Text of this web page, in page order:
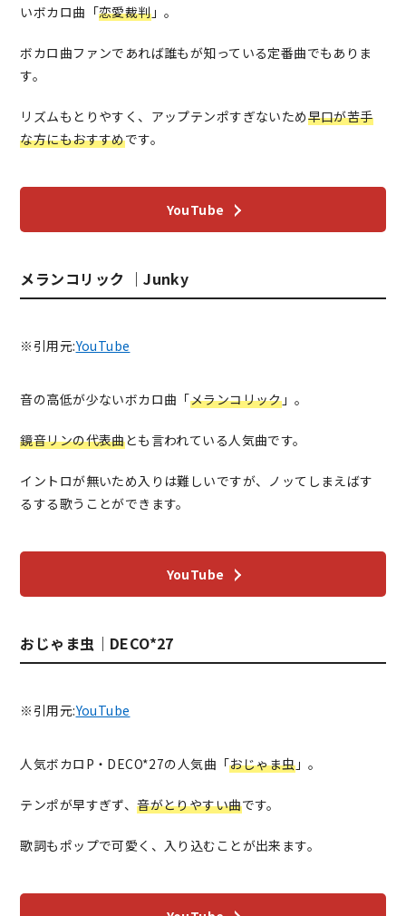
いボカロ曲「恋愛裁判」。
ボカロ曲ファンであれば誰もが知っている定番曲でもありま
す。
リズムもとりやすく、アップテンポすぎないため早口が苦手
な方にもおすすめです。
YouTube
メランコリック ｜Junky
※引用元:YouTube
音の高低が少ないボカロ曲「メランコリック」。
鏡音リンの代表曲とも言われている人気曲です。
イントロが無いため入りは難しいですが、ノッてしまえばす
るする歌うことができます。
YouTube
おじゃま虫｜DECO*27
※引用元:YouTube
人気ボカロP・DECO*27の人気曲「おじゃま虫」。
テンポが早すぎず、音がとりやすい曲です。
歌詞もポップで可愛く、入り込むことが出来ます。